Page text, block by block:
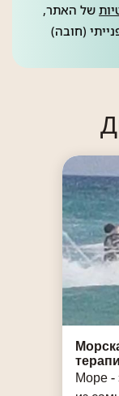
של האתר,
(חובה)
Море -